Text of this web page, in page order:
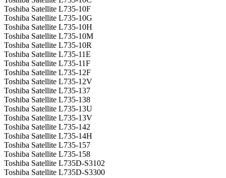
Toshiba Satellite L735-10F
Toshiba Satellite L735-10G
Toshiba Satellite L735-10H
Toshiba Satellite L735-10M
Toshiba Satellite L735-10R
Toshiba Satellite L735-11E
Toshiba Satellite L735-11F
Toshiba Satellite L735-12F
Toshiba Satellite L735-12V
Toshiba Satellite L735-137
Toshiba Satellite L735-138
Toshiba Satellite L735-13U
Toshiba Satellite L735-13V
Toshiba Satellite L735-142
Toshiba Satellite L735-14H
Toshiba Satellite L735-157
Toshiba Satellite L735-158
Toshiba Satellite L735D-S3102
Toshiba Satellite L735D-S3300